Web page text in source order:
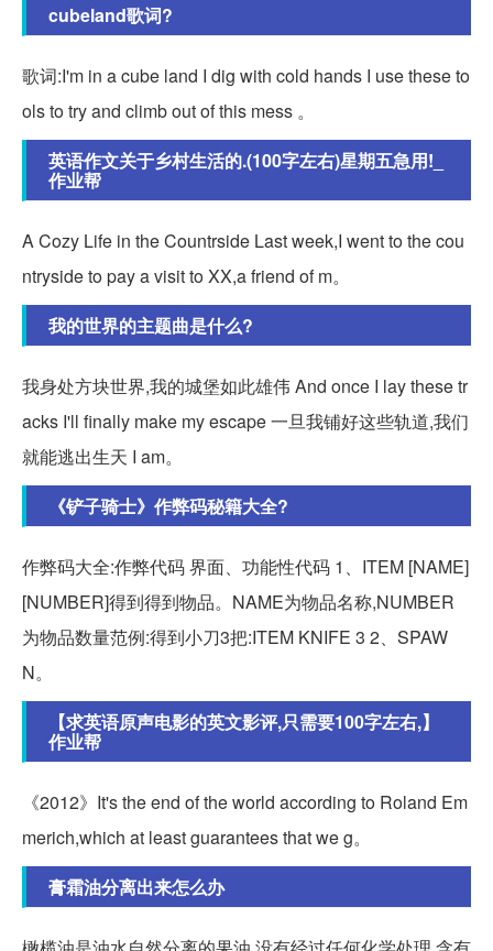
cubeland歌词?
歌词:I'm in a cube land I dig with cold hands I use these to
ols to try and climb out of this mess 。
英语作文关于乡村生活的.(100字左右)星期五急用!_
作业帮
A Cozy Life in the Countrside Last week,I went to the cou
ntryside to pay a visit to XX,a friend of m。
我的世界的主题曲是什么?
我身处方块世界,我的城堡如此雄伟 And once I lay these tr
acks I'll finally make my escape 一旦我铺好这些轨道,我们
就能逃出生天 I am。
《铲子骑士》作弊码秘籍大全?
作弊码大全:作弊代码 界面、功能性代码 1、ITEM [NAME]
[NUMBER]得到得到物品。NAME为物品名称,NUMBER
为物品数量范例:得到小刀3把:ITEM KNIFE 3 2、SPAW
N。
【求英语原声电影的英文影评,只需要100字左右,】
作业帮
《2012》It's the end of the world according to Roland Em
merich,which at least guarantees that we g。
膏霜油分离出来怎么办